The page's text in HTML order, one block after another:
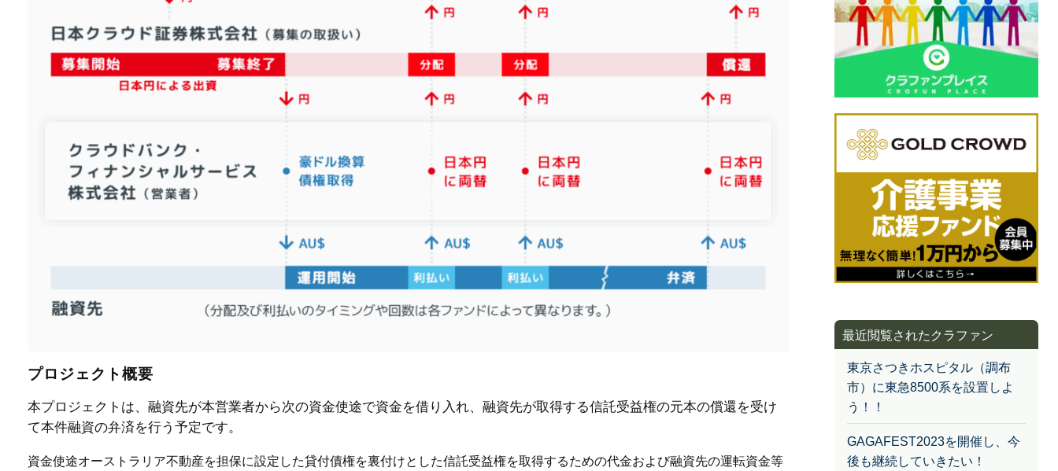
プロジェクト概要
本プロジェクトは、融資先が本営業者から次の資金使途で資金を借り入れ、融資先が取得する信託受益権の元本の償還を受け
て本件融資の弁済を行う予定です。
資金使途オーストラリア不動産を担保に設定した貸付債権を裏付けとした信託受益権を取得するための代金および融資先の運転資金等
最近閲覧されたクラファン
東京さつきホスピタル（調布
市）に東急8500系を設置しよ
う！！
GAGAFEST2023を開催し、今
後も継続していきたい！